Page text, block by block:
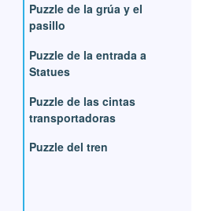
Puzzle de la grúa y el
pasillo
Puzzle de la entrada a
Statues
Puzzle de las cintas
transportadoras
Puzzle del tren